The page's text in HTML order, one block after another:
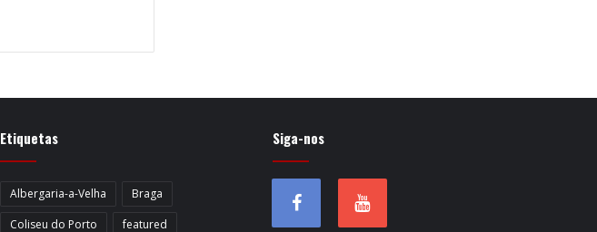
Etiquetas
Albergaria-a-Velha
Braga
Coliseu do Porto
featured
Siga-nos